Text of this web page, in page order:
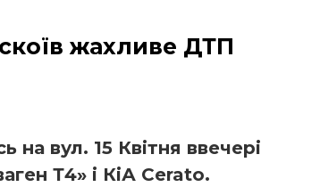
жахливе ДТП
на вул. 15 Квітня ввечері
Т4» і КіА Cerato.